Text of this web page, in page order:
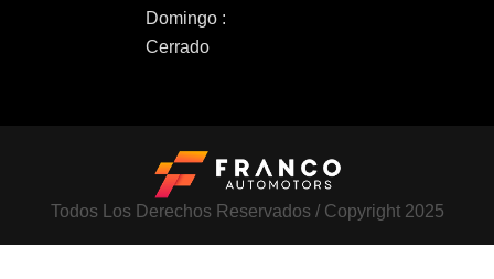
Domingo :
Cerrado
Todos Los Derechos Reservados / Copyright 2025